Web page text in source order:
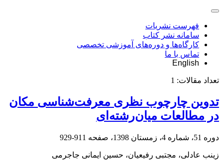
فهرست نشریات
سامانه نشر کتاب
کارگاه‌ها و دوره‌های آموزشی تخصصی
تماس با ما
English
تعداد مقالات: 1
تدوین چارچوب نظری معرفت‌شناسی مکان
در مطالعات میان‌رشته‌ای
دوره 51، شماره 4، زمستان 1398، صفحه 911-929
زینب عادلی، مجتبی رفیعیان، حسین ایمانی جاجرمی